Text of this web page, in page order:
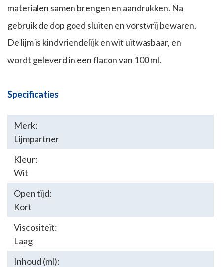
materialen samen brengen en aandrukken. Na
gebruik de dop goed sluiten en vorstvrij bewaren.
De lijm is kindvriendelijk en wit uitwasbaar, en
wordt geleverd in een flacon van 100 ml.
Specificaties
Merk:
Lijmpartner
Kleur:
Wit
Open tijd:
Kort
Viscositeit:
Laag
Inhoud (ml):